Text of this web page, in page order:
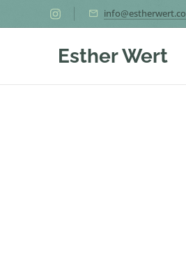
Esther Wert